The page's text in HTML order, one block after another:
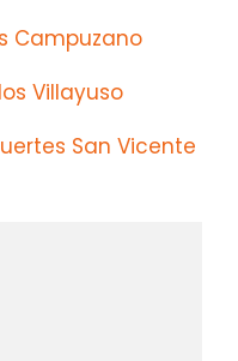
Campuzano
Villayuso
San Vicente